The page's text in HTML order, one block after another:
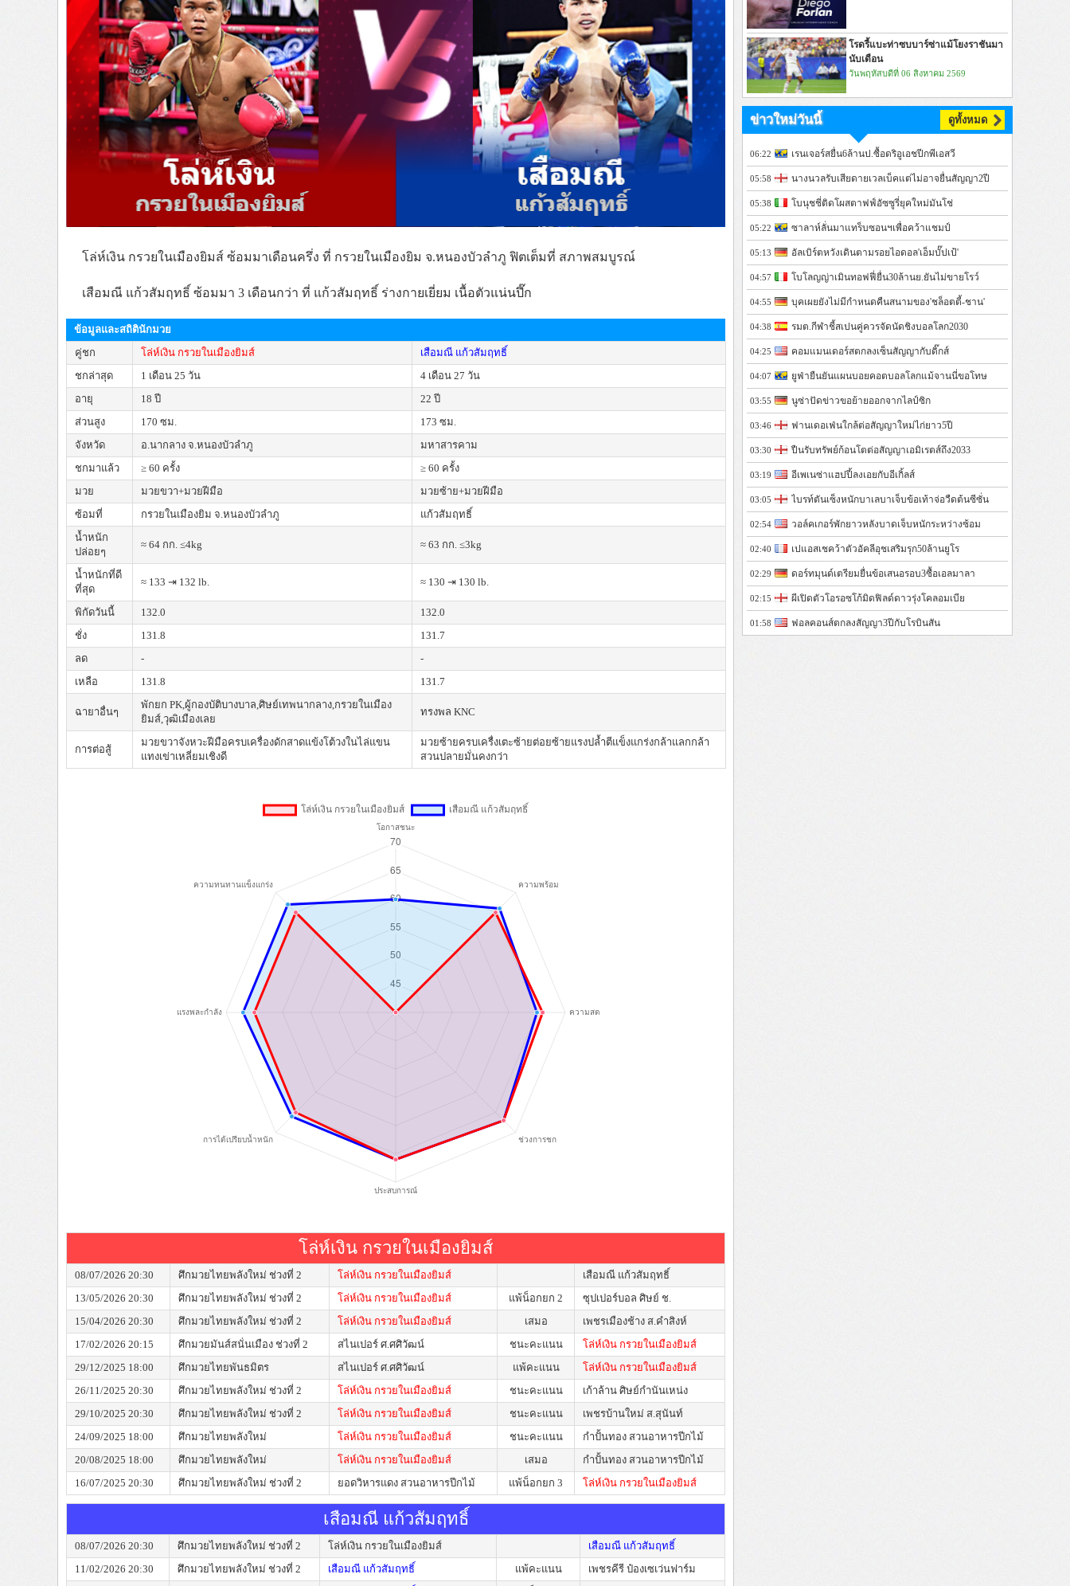
โล่ห์เงิน กรวยในเมืองยิมส์ ซ้อมมาเดือนครึ่ง ที่ กรวยในเมืองยิม จ.หนองบัวลําภู ฟิตเต็มที่ สภาพสมบูรณ์
เสือมณี แก้วสัมฤทธิ์ ซ้อมมา 3 เดือนกว่า ที่ แก้วสัมฤทธิ์ ร่างกายเยี่ยม เนื้อตัวแน่นปึ๊ก
ข้อมูลและสถิตินักมวย
คู่ชก
โล่ห์เงิน กรวยในเมืองยิมส์
เสือมณี แก้วสัมฤทธิ์
ชกล่าสุด
1 เดือน 25 วัน
4 เดือน 27 วัน
อายุ
18 ปี
22 ปี
ส่วนสูง
170 ซม.
173 ซม.
จังหวัด
อ.นากลาง จ.หนองบัวลำภู
มหาสารคาม
ชกมาแล้ว
≥ 60 ครั้ง
≥ 60 ครั้ง
มวย
มวยขวา+มวยฝีมือ
มวยซ้าย+มวยฝีมือ
ซ้อมที่
กรวยในเมืองยิม จ.หนองบัวลําภู
แก้วสัมฤทธิ์
น้ำหนัก
ปล่อยๆ
≈ 64 กก. ≤4kg ≈ 63 กก. ≤3kg
น้ำหนักที่ดี
ที่สุด
≈ 133 ⇥ 132 lb. ≈ 130 ⇥ 130 lb.
พิกัดวันนี้ 132.0
132.0
ชั่ง
131.8
131.7
ลด
-
-
เหลือ
131.8 131.7
ฉายาอื่นๆ
พักยก PK,ผู้กองบัติบางบาล,ศิษย์เทพนากลาง,กรวยในเมือง
ยิมส์,วุฒิเมืองเลย
ทรงพล KNC
การต่อสู้
มวยขวาจังหวะฝีมือครบเครื่องดักสาดแข้งโต้วงในไล่แขน
แทงเข่าเหลี่ยมเชิงดี
มวยซ้ายครบเครื่งเตะซ้ายต่อยซ้ายแรงปล้ำตีแข็งแกร่งกล้าแลกกล้า
สวนปลายมั่นคงกว่า
โล่ห์เงิน กรวยในเมืองยิมส์
08/07/2026 20:30 ศึกมวยไทยพลังใหม่ ช่วงที่ 2 โล่ห์เงิน กรวยในเมืองยิมส์
เสือมณี แก้วสัมฤทธิ์
13/05/2026 20:30
ศึกมวยไทยพลังใหม่ ช่วงที่ 2 โล่ห์เงิน กรวยในเมืองยิมส์ แพ้น็อกยก 2
ซุปเปอร์บอล ศิษย์ ช.
15/04/2026 20:30
ศึกมวยไทยพลังใหม่ ช่วงที่ 2 โล่ห์เงิน กรวยในเมืองยิมส์ เสมอ
เพชรเมืองช้าง ส.คำสิงห์
17/02/2026 20:15
ศึกมวยมันส์สนั่นเมือง ช่วงที่ 2 สไนเปอร์ ศ.ศศิวัฒน์ ชนะคะแนน
โล่ห์เงิน กรวยในเมืองยิมส์
29/12/2025 18:00
ศึกมวยไทยพันธมิตร สไนเปอร์ ศ.ศศิวัฒน์ แพ้คะแนน
โล่ห์เงิน กรวยในเมืองยิมส์
26/11/2025 20:30
ศึกมวยไทยพลังใหม่ ช่วงที่ 2 โล่ห์เงิน กรวยในเมืองยิมส์ ชนะคะแนน
เก้าล้าน ศิษย์กำนันเหน่ง
29/10/2025 20:30
ศึกมวยไทยพลังใหม่ ช่วงที่ 2 โล่ห์เงิน กรวยในเมืองยิมส์ ชนะคะแนน
เพชรบ้านใหม่ ส.สุนันท์
24/09/2025 18:00
ศึกมวยไทยพลังใหม่ โล่ห์เงิน กรวยในเมืองยิมส์ ชนะคะแนน
กำปั้นทอง สวนอาหารปีกไม้
20/08/2025 18:00
ศึกมวยไทยพลังใหม่ โล่ห์เงิน กรวยในเมืองยิมส์ เสมอ
กำปั้นทอง สวนอาหารปีกไม้
16/07/2025 20:30
ศึกมวยไทยพลังใหม่ ช่วงที่ 2 ยอดวิหารแดง สวนอาหารปีกไม้ แพ้น็อกยก 3 โล่ห์เงิน กรวยในเมืองยิมส์
เสือมณี แก้วสัมฤทธิ์
08/07/2026 20:30 ศึกมวยไทยพลังใหม่ ช่วงที่ 2 โล่ห์เงิน กรวยในเมืองยิมส์
เสือมณี แก้วสัมฤทธิ์
11/02/2026 20:30
ศึกมวยไทยพลังใหม่ ช่วงที่ 2 เสือมณี แก้วสัมฤทธิ์ แพ้คะแนน เพชรคีรี ป๋องเซเว่นฟาร์ม
โรดรี้แบะท่าซบบาร์ซ่าแม้โยงราชันมา
นับเดือน
วันพฤหัสบดีที่ 06 สิงหาคม 2569
ข่าวใหม่วันนี้ ดูทั้งหมด
06:22 เรนเจอร์สยื่น6ล้านป.ซื้อดริอูเอชปีกพีเอสวี
05:58 นางนวลรับเสียดายเวลเบ็คแต่ไม่อาจยื่นสัญญา2ปี
05:38 โบนุชชี่ติดโผสตาฟฟ์อัซซูรี่ยุคใหม่มันโช่
05:22 ซาลาห์ลั่นมาแทร็บซอนฯเพื่อคว้าแชมป์
05:13 อัลเบิร์ตหวังเดินตามรอยไอดอล'เอ็มบั๊ปเป้'
04:57 โบโลญญ่าเมินทอฟฟี่ยื่น30ล้านย.ยันไม่ขายโรว์
04:55 บุคเผยยังไม่มีกำหนดคืนสนามของ'ชล็อตตี้-ชาน'
04:38 รมต.กีฬาชี้สเปนคู่ควรจัดนัดชิงบอลโลก2030
04:25 คอมแมนเดอร์สตกลงเซ็นสัญญากับดิ๊กส์
04:07 ยูฟ่ายืนยันแผนบอยคอตบอลโลกแม้จานนี่ขอโทษ
03:55 นูซ่าปัดข่าวขอย้ายออกจากไลป์ซิก
03:46 ฟานเดอเฟ่นใกล้ต่อสัญญาใหม่ไก่ยาว5ปี
03:30 ปืนรับทรัพย์ก้อนโตต่อสัญญาเอมิเรตส์ถึง2033
03:19 อีเพเนซ่าแฮปปี้ลงเอยกับอีเกิ้ลส์
03:05 ไบรท์ตันเซ็งหนักบาเลบาเจ็บข้อเท้าจ่อวืดต้นซีซั่น
02:54 วอล์คเกอร์พักยาวหลังบาดเจ็บหนักระหว่างซ้อม
02:40 เปแอสเชคว้าตัวอัคลีอุชเสริมรุก50ล้านยูโร
02:29 ดอร์ทมุนด์เตรียมยื่นข้อเสนอรอบ3ซื้อเอลมาลา
02:15 ผีเปิดตัวโอรอซโก้มิดฟิลด์ดาวรุ่งโคลอมเบีย
01:58 ฟอลคอนส์ตกลงสัญญา3ปีกับโรบินสัน